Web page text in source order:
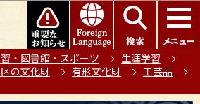
ページの本文へ移動
・図書館・スポーツ
生涯学習
の文化財 有形文化財
工芸品